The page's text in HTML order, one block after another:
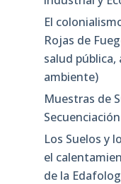
El
Rojas de
salud
ambiente)
Muestras de
Los Suelos y
el
de la